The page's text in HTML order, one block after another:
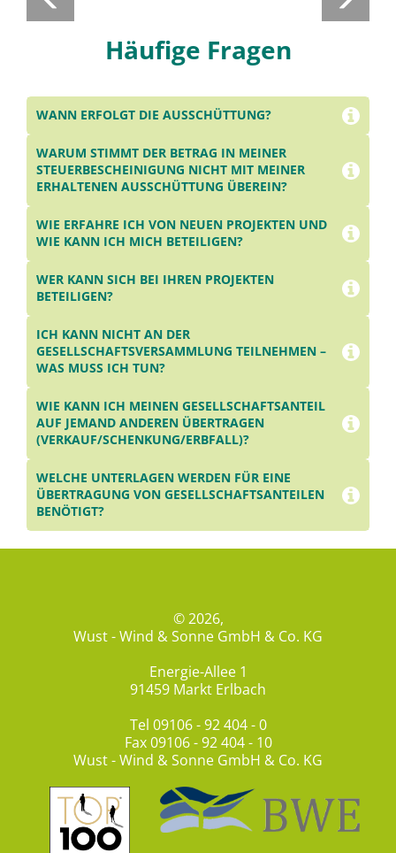
Häufige Fragen
WANN ERFOLGT DIE AUSSCHÜTTUNG?
WARUM STIMMT DER BETRAG IN MEINER
STEUERBESCHEINIGUNG NICHT MIT MEINER
ERHALTENEN AUSSCHÜTTUNG ÜBEREIN?
WIE ERFAHRE ICH VON NEUEN PROJEKTEN UND
WIE KANN ICH MICH BETEILIGEN?
WER KANN SICH BEI IHREN PROJEKTEN
BETEILIGEN?
ICH KANN NICHT AN DER
GESELLSCHAFTSVERSAMMLUNG TEILNEHMEN –
WAS MUSS ICH TUN?
per E-Mail
WIE KANN ICH MEINEN GESELLSCHAFTSANTEIL
AUF JEMAND ANDEREN ÜBERTRAGEN
(VERKAUF/SCHENKUNG/ERBFALL)?
WELCHE UNTERLAGEN WERDEN FÜR EINE
ÜBERTRAGUNG VON GESELLSCHAFTSANTEILEN
BENÖTIGT?
© 2026,
Wust - Wind & Sonne GmbH & Co. KG
Energie-Allee 1
91459 Markt Erlbach
Tel 09106 - 92 404 - 0
Fax 09106 - 92 404 - 10
Wust - Wind & Sonne GmbH & Co. KG